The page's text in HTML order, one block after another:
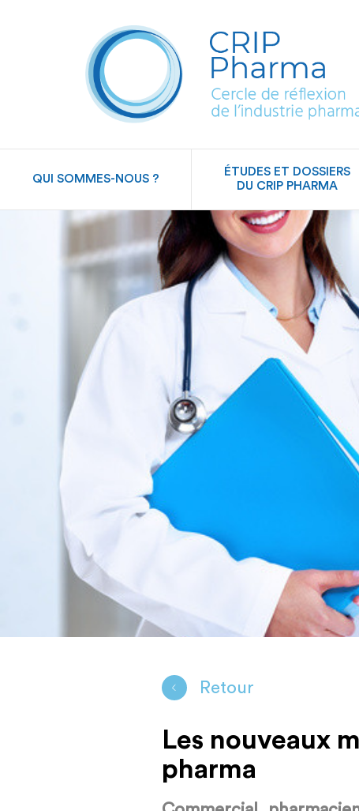
QUI SOMMES-NOUS ?
ÉTUDES ET DOSSIERS
DU CRIP PHARMA
Retour
Les nouveaux
pharma